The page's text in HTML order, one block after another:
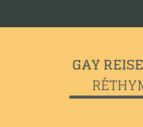
GAY